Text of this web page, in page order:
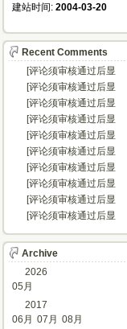
建站时间: 2004-03-20
Recent Comments
[评论须审核通过后显
示...]
[评论须审核通过后显
示...]
[评论须审核通过后显
示...]
[评论须审核通过后显
示...]
[评论须审核通过后显
示...]
[评论须审核通过后显
示...]
[评论须审核通过后显
示...]
[评论须审核通过后显
示...]
[评论须审核通过后显
示...]
[评论须审核通过后显
Archive
2026
05月
2017
06月 07月 08月